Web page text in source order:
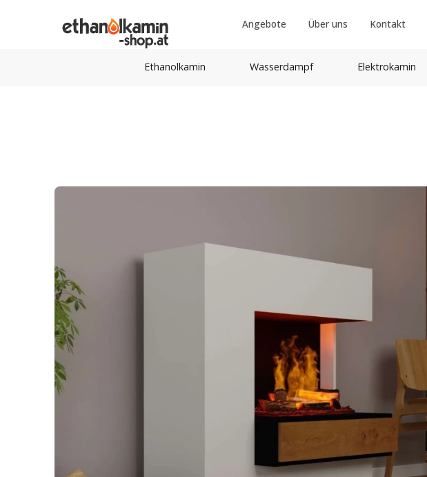
Angebote Über uns Kontakt
Ethanolkamin Wasserdampf Elektrokamin